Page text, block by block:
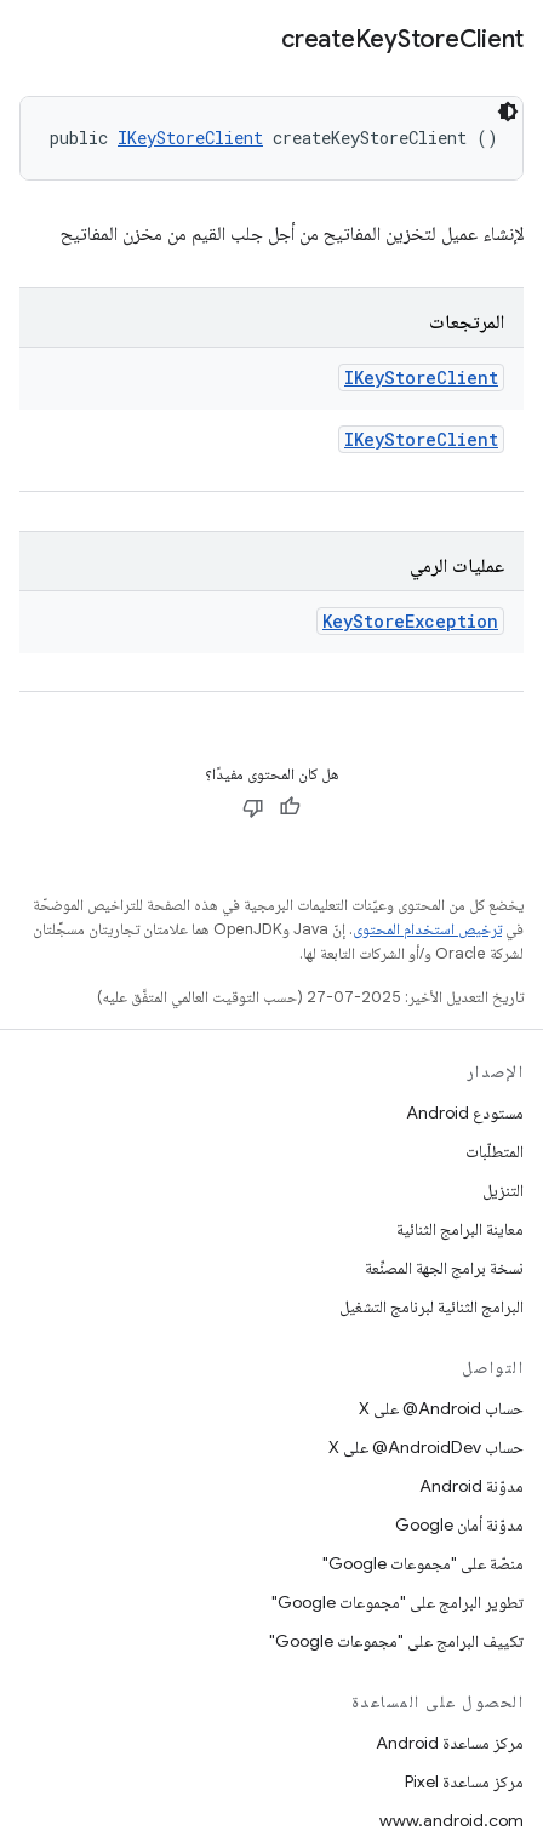
createKeyStoreClient
public IKeyStoreClient createKeyStoreClient ()
لإنشاء عميل لتخزين المفاتيح من أجل جلب القيم من مخزن المفاتيح
المرتجعات
IKeyStoreClient
IKeyStoreClient
عمليات الرمي
KeyStoreException
هل كان المحتوى مفيدًا؟
يخضع كل من المحتوى وعيّنات التعليمات البرمجية في هذه الصفحة للتراخيص الموضحّة
فيترخيص استخدام المحتوى
. إنّ Java وOpenJDK هما علامتان تجاريتان مسجَّلتان
لشركة Oracle و/أو الشركات التابعة لها.
تاريخ التعديل الأخير: 2025-07-27 (حسب التوقيت العالمي المتفَّق عليه)
الإصدار
مستودع Android
المتطلّبات
التنزيل
معاينة البرامج الثنائية
نسخة برامج الجهة المصنِّعة
البرامج الثنائية لبرنامج التشغيل
التواصل
حساب ‎@Android على X
حساب ‎@AndroidDev على X
مدوّنة Android
مدوّنة أمان Google
منصّة على "مجموعات Google"
تطوير البرامج على "مجموعات Google"
تكييف البرامج على "مجموعات Google"
الحصول على المساعدة
مركز مساعدة Android
مركز مساعدة Pixel
www.android.com